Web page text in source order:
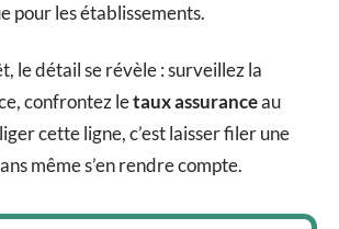
pour les établissements.
le détail se révèle : surveillez la
confrontez letaux assuranceau
cette ligne, c’est laisser filer une
même s’en rendre compte.